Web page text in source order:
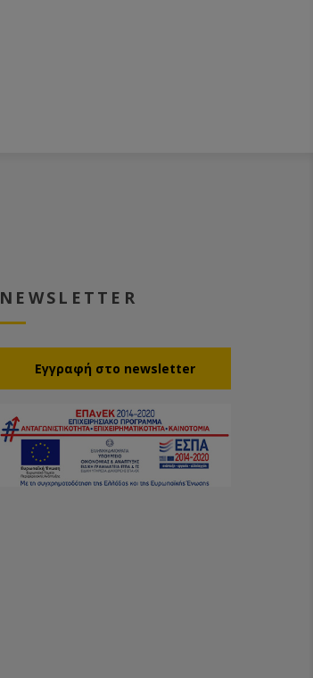
NEWSLETTER
Eγγραφή στο newsletter